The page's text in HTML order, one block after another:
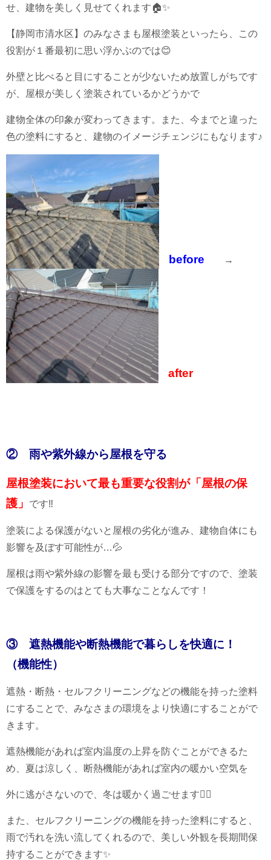
せ、建物を美しく見せてくれます🏠✨
【静岡市清水区】のみなさまも屋根塗装といったら、この
役割が１番最初に思い浮かぶのでは😊
外壁と比べると目にすることが少ないため放置しがちです
が、屋根が美しく塗装されているかどうかで
建物全体の印象が変わってきます。また、今までと違った
色の塗料にすると、建物のイメージチェンジにもなります♪
before →
after
② 雨や紫外線から屋根を守る
屋根塗装において最も重要な役割が「屋根の保
護」
です‼
塗装による保護がないと屋根の劣化が進み、建物自体にも
影響を及ぼす可能性が…💦
屋根は雨や紫外線の影響を最も受ける部分ですので、塗装
で保護をするのはとても大事なことなんです！
③ 遮熱機能や断熱機能で暮らしを快適に！
（機能性）
遮熱・断熱・セルフクリーニングなどの機能を持った塗料
にすることで、みなさまの環境をより快適にすることがで
きます。
遮熱機能があれば室内温度の上昇を防ぐことができるた
め、夏は涼しく、断熱機能があれば室内の暖かい空気を
外に逃がさないので、冬は暖かく過ごせます👍🏻
また、セルフクリーニングの機能を持った塗料にすると、
雨で汚れを洗い流してくれるので、美しい外観を長期間保
持することができます✨